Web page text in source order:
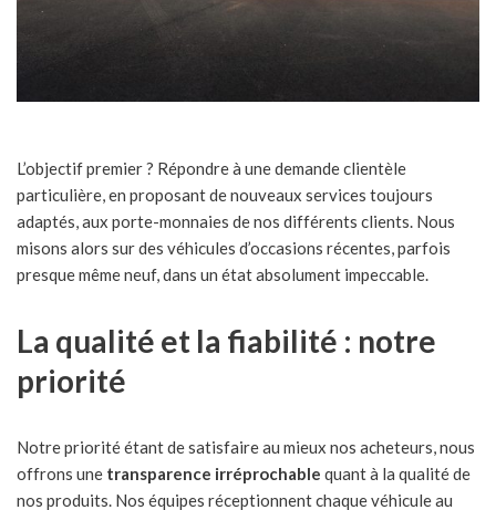
L’objectif premier ? Répondre à une demande clientèle
particulière, en proposant de nouveaux services toujours
adaptés, aux porte-monnaies de nos différents clients. Nous
misons alors sur des véhicules d’occasions récentes, parfois
presque même neuf, dans un état absolument impeccable.
La qualité et la fiabilité : notre
priorité
Notre priorité étant de satisfaire au mieux nos acheteurs, nous
offrons une transparence irréprochable quant à la qualité de
nos produits. Nos équipes réceptionnent chaque véhicule au